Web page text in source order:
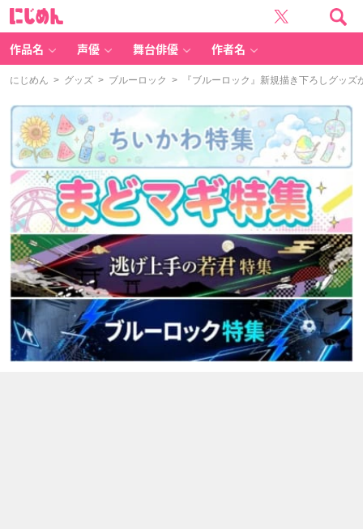
作品名 声優 舞台俳優 作者名
にじめん > グッズ > ブルーロック > 『ブルーロック』新規描き下ろしグッズ